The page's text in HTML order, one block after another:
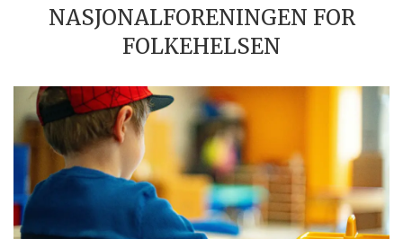
NASJONALFORENINGEN FOR
FOLKEHELSEN